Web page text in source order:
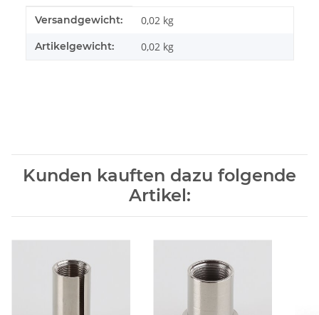
Produkteigenschaft
Wert
Versandgewicht: 0,02 kg
Artikelgewicht: 0,02 kg
Kunden kauften dazu folgende
Artikel: